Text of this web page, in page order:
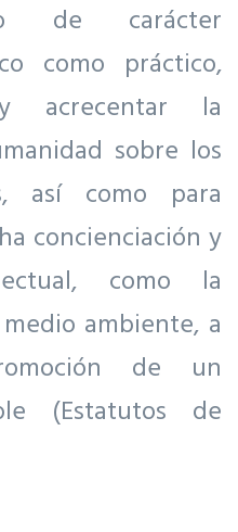
de carácter
como práctico,
acrecentar la
sobre los
así como para
concienciación y
como la
ambiente, a
de un
(Estatutos de